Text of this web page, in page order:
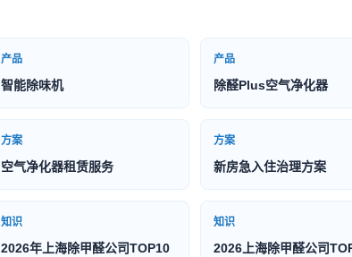
产品
智能除味机
产品
除醛Plus空气净化器
方案
空气净化器租赁服务
方案
新房急入住治理方案
知识
2026年上海除甲醛公司TOP10
知识
2026上海除甲醛公司